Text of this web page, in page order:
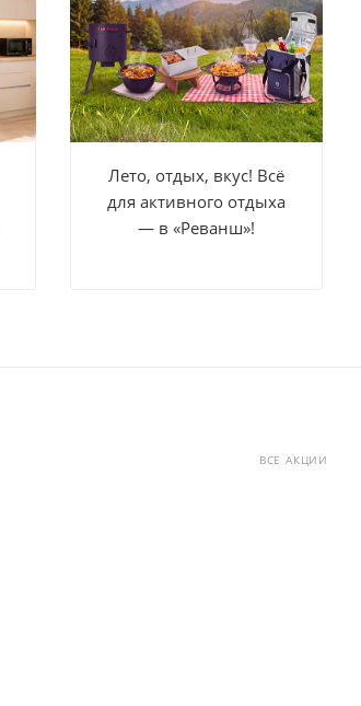
Лето, отдых, вкус! Всё
для активного отдыха
— в «Реванш»!
ВСЕ АКЦИИ